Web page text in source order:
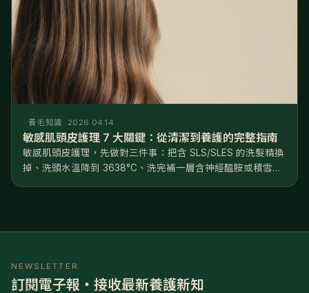
養毛知識 2026.04.14
敏感肌頭皮護理 7 大關鍵：從清潔到養護的完整指南
敏感肌頭皮護理，先做對三件事：把含 SLS/SLES 的洗髮精換
掉、洗頭水溫降到 3638°C、洗完補一層含神經醯胺或積雪草
NEWSLETTER
訂閱電子報・接收最新養護新知